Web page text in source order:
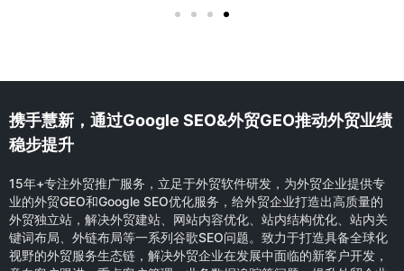
携手慧新，通过Google SEO&外贸GEO推动外贸业绩
稳步提升
15年+专注外贸推广服务，立足于外贸软件研发，为外贸企业提供专
业的外贸GEO和Google SEO优化服务，给外贸企业打造出高质量的
外贸独立站，解决外贸建站、网站内容优化、站内结构优化、站内关
键词布局、外链布局等一系列谷歌SEO问题。致力于打造具备全球化
视野的外贸服务生态链，解决外贸企业在发展中面临的新客户开发，